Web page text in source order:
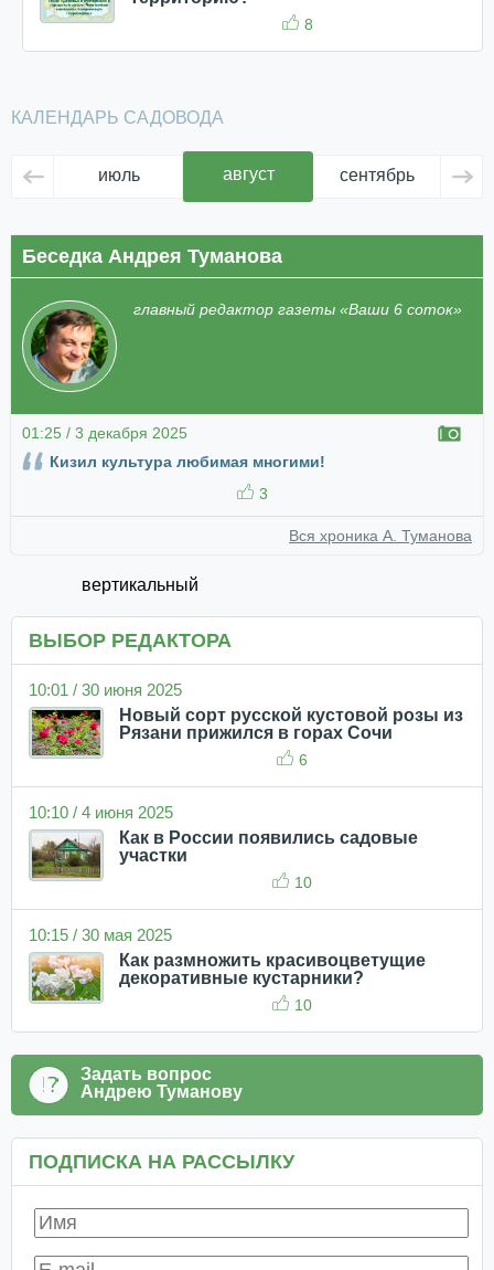
8
КАЛЕНДАРЬ САДОВОДА
июль август сентябрь
Беседка Андрея Туманова
главный редактор газеты «Ваши 6 соток»
01:25 / 3 декабря 2025
Кизил культура любимая многими!
3
Вся хроника А. Туманова
вертикальный
ВЫБОР РЕДАКТОРА
10:01 / 30 июня 2025
Новый сорт русской кустовой розы из
Рязани прижился в горах Сочи
6
10:10 / 4 июня 2025
Как в России появились садовые
участки
10
10:15 / 30 мая 2025
Как размножить красивоцветущие
декоративные кустарники?
10
Задать вопрос
Андрею Туманову
ПОДПИСКА НА РАССЫЛКУ